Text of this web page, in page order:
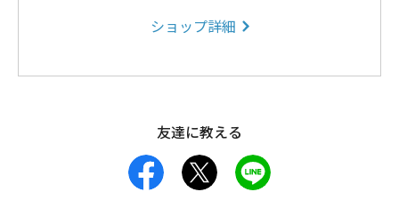
ショップ詳細
友達に教える
facebook